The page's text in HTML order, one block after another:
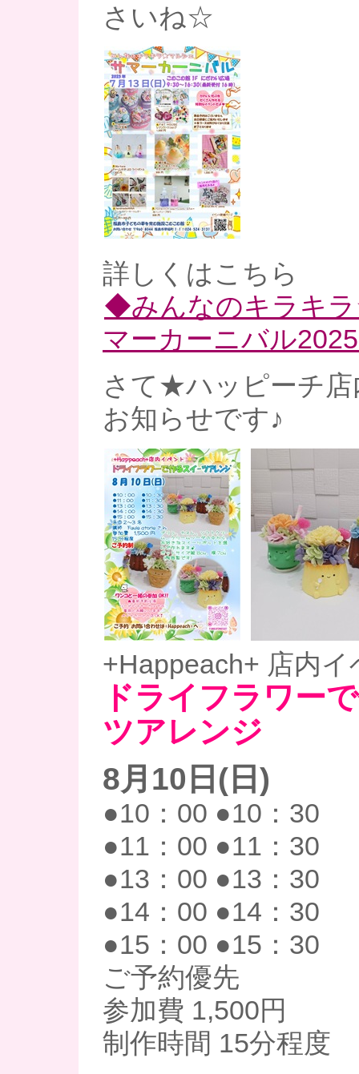
さいね☆
詳しくはこちら
◆みんなのキラキ
マーカーニバル
さて★ハッピーチ店
お知らせです♪
+Happeach+ 店内イ
ドライフラワー
ツアレンジ
8月10日(日)
●10：00 ●10：30
●11：00 ●11：30
●13：00 ●13：30
●14：00 ●14：30
●15：00 ●15：30
ご予約優先
参加費 1,500円
制作時間 15分程度